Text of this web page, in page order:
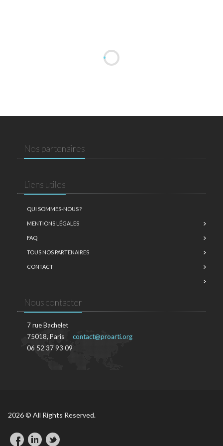
Nos partenaires
Liens utiles
QUI SOMMES-NOUS ?
MENTIONS LÉGALES
FAQ
TOUS NOS PARTENAIRES
CONTACT
Nous contacter
7 rue Bachelet
75018, Paris
06 52 37 93 09
contact@proarti.org
2026 © All Rights Reserved.